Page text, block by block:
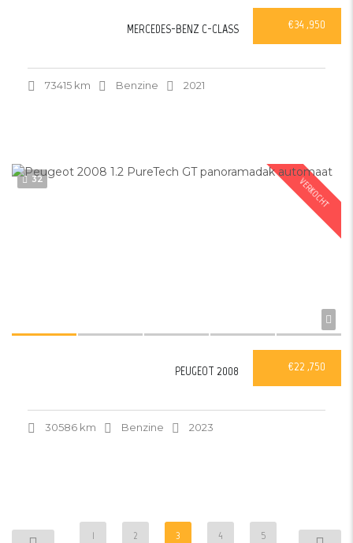
€34 ,950
MERCEDES-BENZ C-CLASS
73415 km Benzine 2021
VERKOCHT
32
€22 ,750
PEUGEOT 2008
30586 km Benzine 2023
1 2 3 4 5